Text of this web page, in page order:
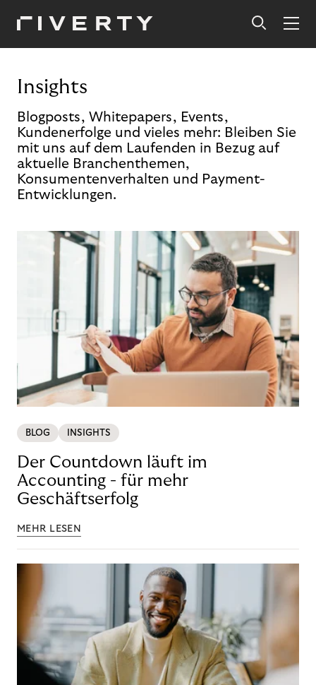
Insights
Blogposts, Whitepapers, Events,
Kundenerfolge und vieles mehr: Bleiben Sie
mit uns auf dem Laufenden in Bezug auf
aktuelle Branchenthemen,
Konsumentenverhalten und Payment-
Entwicklungen.
BLOG INSIGHTS
Der Countdown läuft im
Accounting - für mehr
Geschäftserfolg
MEHR LESEN